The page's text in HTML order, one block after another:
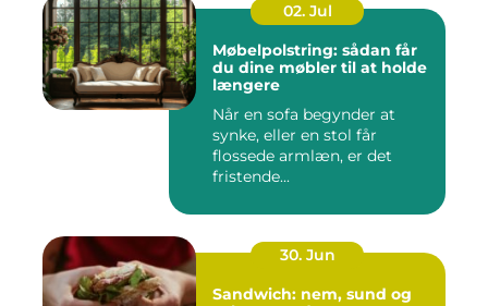
02. Jul
Møbelpolstring: sådan får
du dine møbler til at holde
længere
Når en sofa begynder at
synke, eller en stol får
flossede armlæn, er det
fristende...
30. Jun
Sandwich: nem, sund og